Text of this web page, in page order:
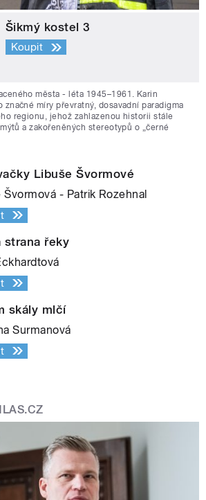
Šikmý kostel 3
Koupit
města - léta 1945–1961. Karin
značné míry převratný, dosavadní paradigma
regionu, jehož zahlazenou historii stále
a zakořeněných stereotypů o „černé
Libuše Švormové
Švormová - Patrik Rozehnal
strana řeky
skály mlčí
Surmanová